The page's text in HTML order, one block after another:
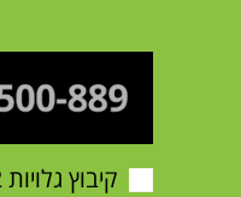
קיבוץ גלויות 32 פתח תקוה